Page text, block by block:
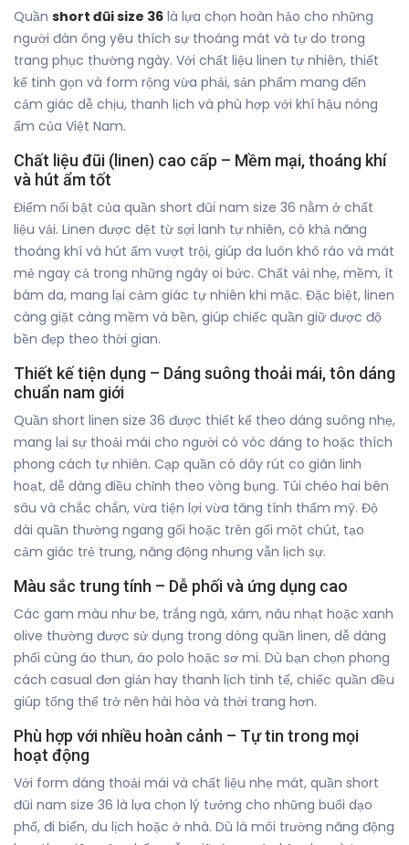
Quần short đũi size 36 là lựa chọn hoàn hảo cho những
người đàn ông yêu thích sự thoáng mát và tự do trong
trang phục thường ngày. Với chất liệu linen tự nhiên, thiết
kế tinh gọn và form rộng vừa phải, sản phẩm mang đến
cảm giác dễ chịu, thanh lịch và phù hợp với khí hậu nóng
ẩm của Việt Nam.
Chất liệu đũi (linen) cao cấp – Mềm mại, thoáng khí
và hút ẩm tốt
Điểm nổi bật của quần short đũi nam size 36 nằm ở chất
liệu vải. Linen được dệt từ sợi lanh tự nhiên, có khả năng
thoáng khí và hút ẩm vượt trội, giúp da luôn khô ráo và mát
mẻ ngay cả trong những ngày oi bức. Chất vải nhẹ, mềm, ít
bám da, mang lại cảm giác tự nhiên khi mặc. Đặc biệt, linen
càng giặt càng mềm và bền, giúp chiếc quần giữ được độ
bền đẹp theo thời gian.
Thiết kế tiện dụng – Dáng suông thoải mái, tôn dáng
chuẩn nam giới
Quần short linen size 36 được thiết kế theo dáng suông nhẹ,
mang lại sự thoải mái cho người có vóc dáng to hoặc thích
phong cách tự nhiên. Cạp quần có dây rút co giãn linh
hoạt, dễ dàng điều chỉnh theo vòng bụng. Túi chéo hai bên
sâu và chắc chắn, vừa tiện lợi vừa tăng tính thẩm mỹ. Độ
dài quần thường ngang gối hoặc trên gối một chút, tạo
cảm giác trẻ trung, năng động nhưng vẫn lịch sự.
Màu sắc trung tính – Dễ phối và ứng dụng cao
Các gam màu như be, trắng ngà, xám, nâu nhạt hoặc xanh
olive thường được sử dụng trong dòng quần linen, dễ dàng
phối cùng áo thun, áo polo hoặc sơ mi. Dù bạn chọn phong
cách casual đơn giản hay thanh lịch tinh tế, chiếc quần đều
giúp tổng thể trở nên hài hòa và thời trang hơn.
Phù hợp với nhiều hoàn cảnh – Tự tin trong mọi
hoạt động
Với form dáng thoải mái và chất liệu nhẹ mát, quần short
đũi nam size 36 là lựa chọn lý tưởng cho những buổi dạo
phố, đi biển, du lịch hoặc ở nhà. Dù là môi trường năng động